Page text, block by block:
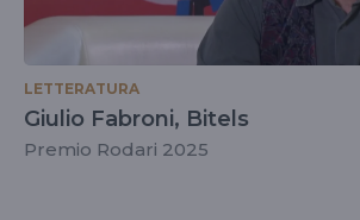
LETTERATURA
Giulio Fabroni, Bitels
Premio Rodari 2025